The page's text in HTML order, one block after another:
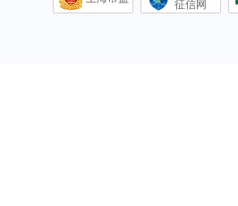
征信网